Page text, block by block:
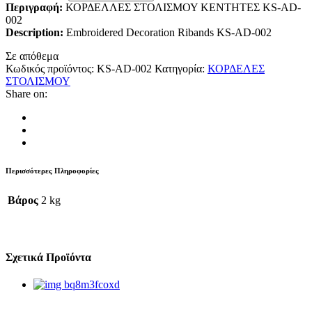
Περιγραφή: ΚΟΡΔΕΛΛΕΣ ΣΤΟΛΙΣΜΟΥ ΚΕΝΤΗΤΕΣ KS-AD-
002
Description: Embroidered Decoration Ribands KS-AD-002
Σε απόθεμα
Κωδικός προϊόντος: KS-AD-002 Κατηγορία: ΚΟΡΔΕΛΕΣ
ΣΤΟΛΙΣΜΟΥ
Share on:
Περισσότερες Πληροφορίες
Βάρος 2 kg
Σχετικά Προϊόντα